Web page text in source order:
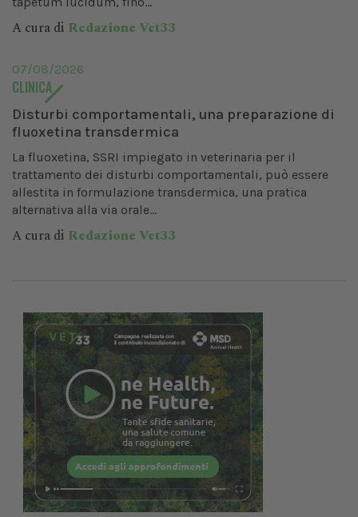
A cura di Redazione Vet33
07/08/2026
CLINICA
Disturbi comportamentali, una preparazione di
fluoxetina transdermica
La fluoxetina, SSRI impiegato in veterinaria per il
trattamento dei disturbi comportamentali, può essere
allestita in formulazione transdermica, una pratica
alternativa alla via orale...
A cura di Redazione Vet33